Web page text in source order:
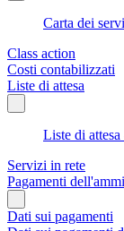
Carta dei
Class action
Costi contabilizzati
Liste di attesa
Liste di
Servizi in rete
Pagamenti
Dati sui pagamenti